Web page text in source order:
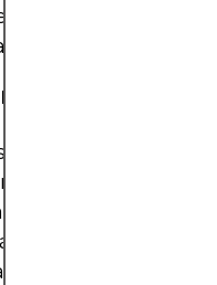
y pronósticos de
fundamental.
y
expertos (EA) y
principiantes, pero
complejas.
potente y flexible
backtesting